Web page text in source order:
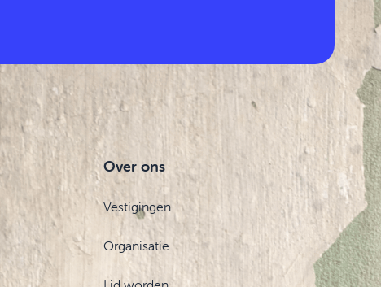
Over ons
Vestigingen
Organisatie